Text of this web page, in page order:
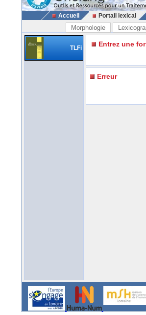
Accueil Portail lexical
Morphologie
TLFi Entrez une
Erreur